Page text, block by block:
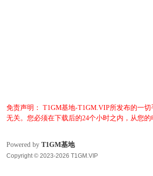
免责声明： T1GM基地-T1GM.VIP所发布的一
无关。您必须在下载后的24个小时之内，从您
Powered byT1GM基地
Copyright © 2023-2026 T1GM.VIP